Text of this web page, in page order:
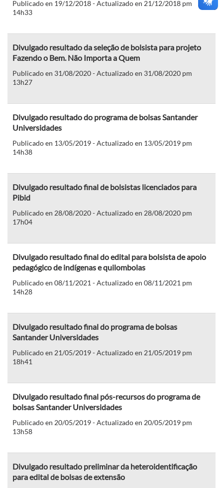
Publicado en 19/12/2018 - Actualizado en 21/12/2018 pm
14h33
Divulgado resultado da seleção de bolsista para projeto
Fazendo o Bem. Não Importa a Quem
Publicado en 31/08/2020 - Actualizado en 31/08/2020 pm
13h27
Divulgado resultado do programa de bolsas Santander
Universidades
Publicado en 13/05/2019 - Actualizado en 13/05/2019 pm
14h38
Divulgado resultado final de bolsistas licenciados para
Pibid
Publicado en 28/08/2020 - Actualizado en 28/08/2020 pm
17h04
Divulgado resultado final do edital para bolsista de apoio
pedagógico de indígenas e quilombolas
Publicado en 08/11/2021 - Actualizado en 08/11/2021 pm
14h28
Divulgado resultado final do programa de bolsas
Santander Universidades
Publicado en 21/05/2019 - Actualizado en 21/05/2019 pm
18h41
Divulgado resultado final pós-recursos do programa de
bolsas Santander Universidades
Publicado en 20/05/2019 - Actualizado en 20/05/2019 pm
13h58
Divulgado resultado preliminar da heteroidentificação
para edital de bolsas de extensão